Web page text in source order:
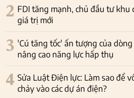
2 FDI tăng mạnh, chủ đầu tư khu
giá trị mới
3 'Cú tăng tốc' ấn tượng của
nâng cao năng lực hấp thụ
4 Sửa Luật Điện lực: Làm sao để
chảy vào các dự án điện?